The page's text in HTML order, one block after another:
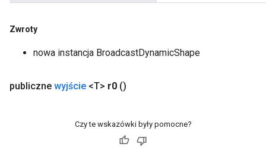
Zwroty
nowa instancja BroadcastDynamicShape
publiczne wyjście <T> r0 ()
Czy te wskazówki były pomocne?